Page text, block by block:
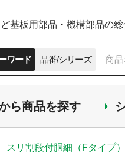
基板用部品・機構部品の総
ワード 品番/シリーズ
ら商品を探す
スリ割段付胴細（Fタイプ）